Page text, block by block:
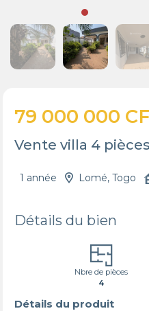
79 000 000
Vente villa 4
1 année Lomé, Togo
Détails du bien
Nbre de pièces
4
Détails du produit